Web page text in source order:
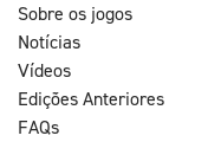
Sobre os jogos
Notícias
Vídeos
Edições Anteriores
FAQs